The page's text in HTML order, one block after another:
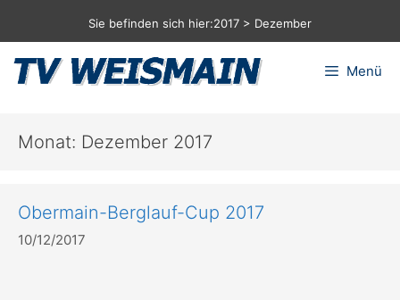
springen
Sie befinden sich hier:2017 > Dezember
Menü
Monat: Dezember 2017
Obermain-Berglauf-Cup 2017
10/12/2017